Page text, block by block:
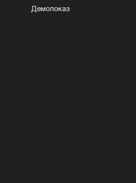
Демопоказ